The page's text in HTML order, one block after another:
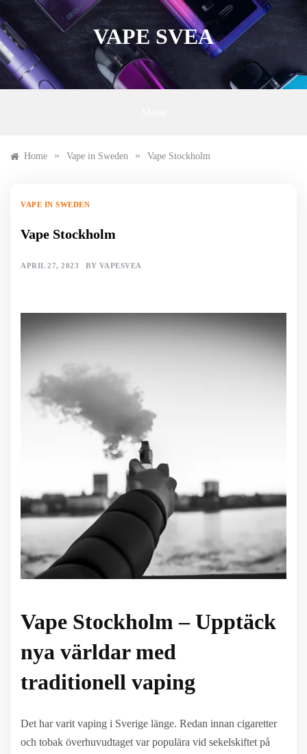
to
content
VAPE SVEA
Home » Vape in Sweden » Vape Stockholm
VAPE IN SWEDEN
Vape Stockholm
APRIL 27, 2023 BY VAPESVEA
Vape Stockholm – Upptäck
nya världar med
traditionell vaping
Det har varit vaping i Sverige länge. Redan innan cigaretter
och tobak överhuvudtaget var populära vid sekelskiftet på